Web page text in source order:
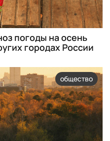
погоды на осень
городах России
общество